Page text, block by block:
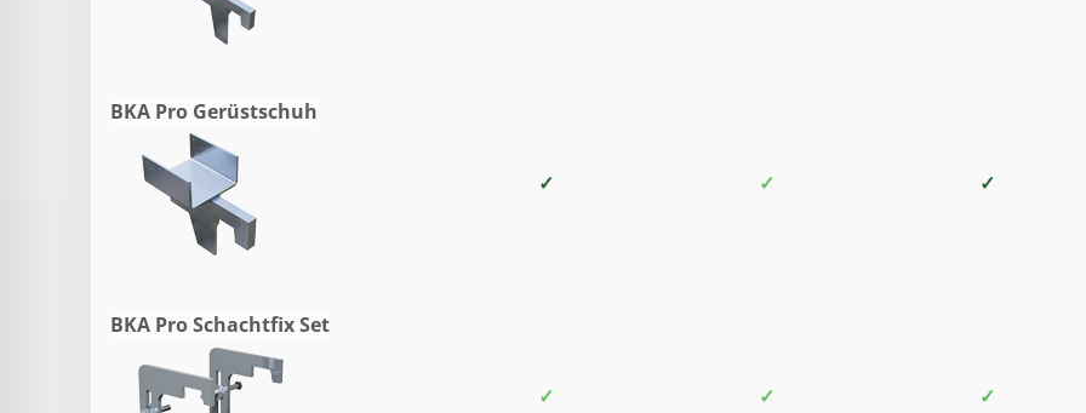
BKA Pro Gerüstschuh
✓ ✓ ✓
BKA Pro Schachtfix Set
✓ ✓ ✓